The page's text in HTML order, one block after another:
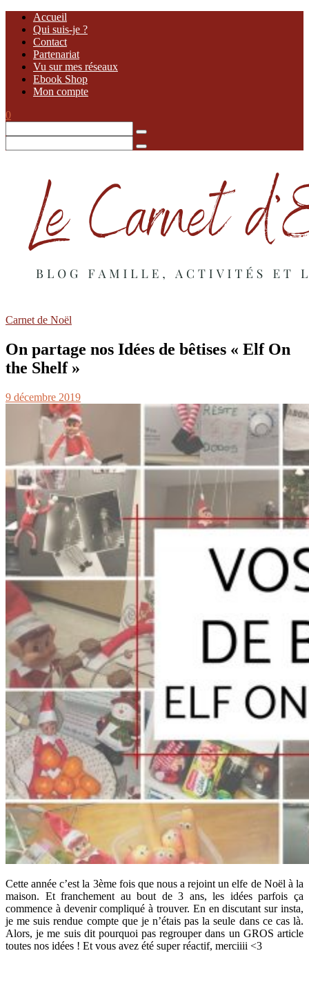
Accueil
Qui suis-je ?
Contact
Partenariat
Vu sur mes réseaux
Ebook Shop
Mon compte
0
Carnet de Noël
On partage nos Idées de bêtises « Elf On
the Shelf »
9 décembre 2019
Cette année c’est la 3ème fois que nous a rejoint un elfe de Noël à la
maison. Et franchement au bout de 3 ans, les idées parfois ça
commence à devenir compliqué à trouver. En en discutant sur insta,
je me suis rendue compte que je n’étais pas la seule dans ce cas là.
Alors, je me suis dit pourquoi pas regrouper dans un GROS article
toutes nos idées ! Et vous avez été super réactif, merciiii <3